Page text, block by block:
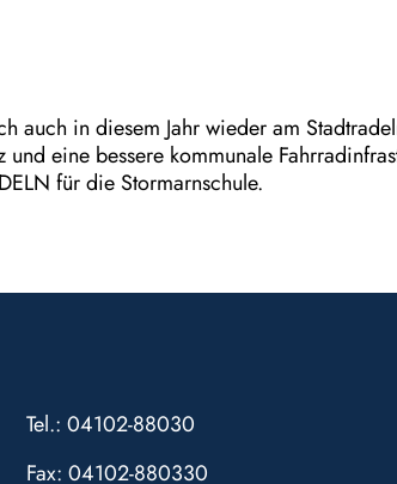
auch in diesem Jahr wieder am
eine bessere kommunale
für die Stormarnschule.
Tel.: 04102-88030
Fax: 04102-880330